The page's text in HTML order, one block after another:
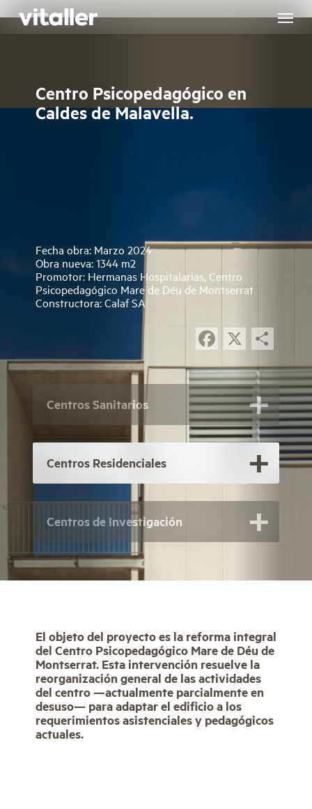
to
main
Centro Psicopedagógico en
Caldes de Malavella.
Fecha obra: Marzo 2024
Obra nueva: 1344 m2
Promotor: Hermanas Hospitalarias, Centro
Psicopedagógico Mare de Déu de Montserrat
Constructora: Calaf SA
Facebook
X
Centros Sanitarios
Centros Residenciales
Centros de Investigación
El objeto del proyecto es la reforma integral
del Centro Psicopedagógico Mare de Déu de
Montserrat. Esta intervención resuelve la
reorganización general de las actividades
del centro —actualmente parcialmente en
desuso— para adaptar el edificio a los
requerimientos asistenciales y pedagógicos
actuales.